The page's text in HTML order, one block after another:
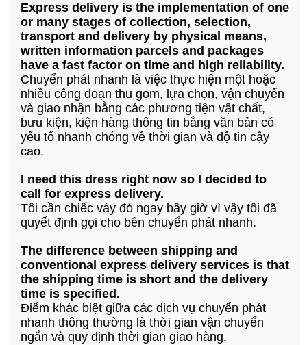
Express delivery is the implementation of one
or many stages of collection, selection,
transport and delivery by physical means,
written information parcels and packages
have a fast factor on time and high reliability.
Chuyển phát nhanh là việc thực hiện một hoặc
nhiều công đoạn thu gom, lựa chọn, vận chuyển
và giao nhận bằng các phương tiện vật chất,
bưu kiện, kiện hàng thông tin bằng văn bản có
yếu tố nhanh chóng về thời gian và độ tin cậy
cao.
I need this dress right now so I decided to
call for express delivery.
Tôi cần chiếc váy đó ngay bây giờ vì vậy tôi đã
quyết định gọi cho bên chuyển phát nhanh.
The difference between shipping and
conventional express delivery services is that
the shipping time is short and the delivery
time is specified.
Điểm khác biệt giữa các dịch vụ chuyển phát
nhanh thông thường là thời gian vận chuyển
ngắn và quy định thời gian giao hàng.